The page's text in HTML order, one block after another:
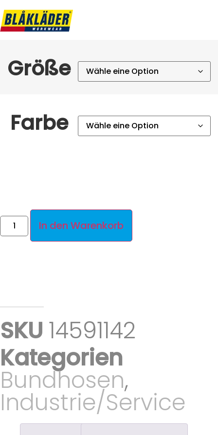
Größe
Farbe
In den Warenkorb
SKU 14591142
Kategorien
Bundhosen,
Industrie/Service